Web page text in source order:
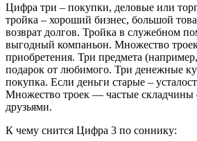
Цифра три – покупки, деловые или
тройка – хороший бизнес, большой
возврат долгов. Тройка в служебном
выгодный компаньон. Множество
приобретения. Три предмета
подарок от любимого. Три денежные
покупка. Если деньги старые –
Множество троек — частые складчины
друзьями.
К чему снится Цифра 3 по соннику: